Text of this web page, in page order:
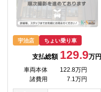
宇治店 ちょい乗り車
支払総額 129.9万円
車両本体
122.8万円
諸費用
7.1万円